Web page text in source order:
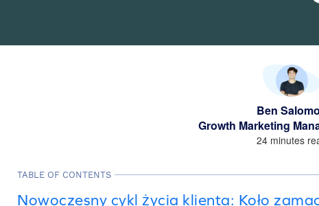
Ben
Growth Marketing
24 minutes
TABLE OF CONTENTS
Nowoczesny cykl życia klienta: Koło